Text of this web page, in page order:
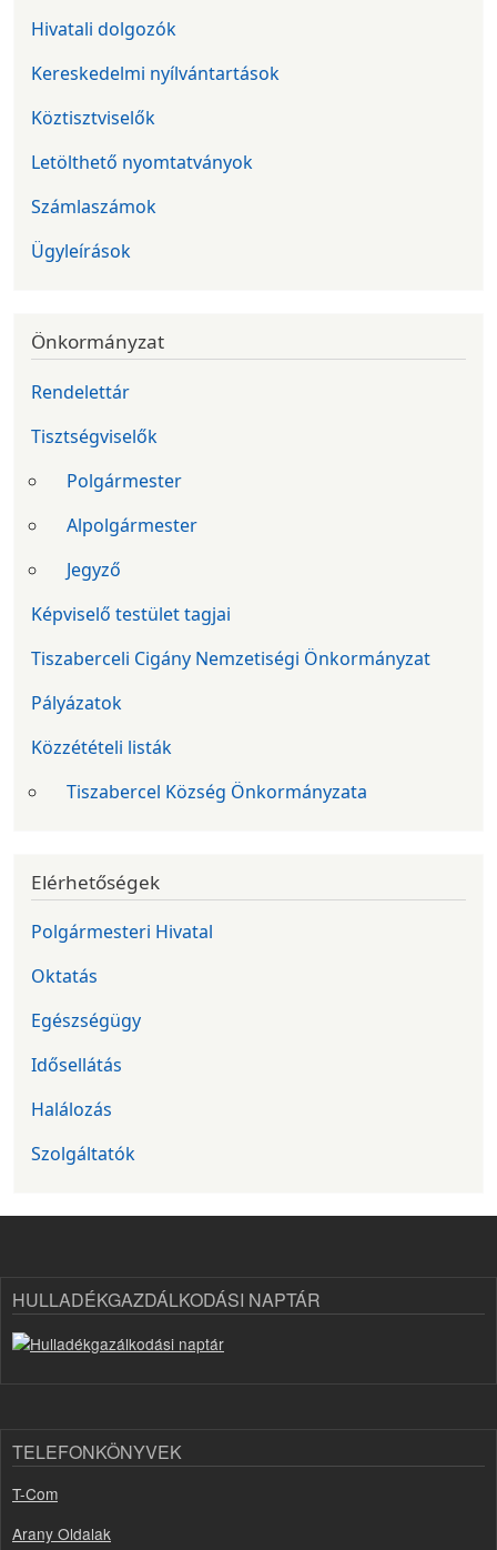
Hivatali dolgozók
Kereskedelmi nyílvántartások
Köztisztviselők
Letölthető nyomtatványok
Számlaszámok
Ügyleírások
Önkormányzat
Rendelettár
Tisztségviselők
Polgármester
Alpolgármester
Jegyző
Képviselő testület tagjai
Tiszaberceli Cigány Nemzetiségi Önkormányzat
Pályázatok
Közzétételi listák
Tiszabercel Község Önkormányzata
Elérhetőségek
Polgármesteri Hivatal
Oktatás
Egészségügy
Idősellátás
Halálozás
Szolgáltatók
HULLADÉKGAZDÁLKODÁSI NAPTÁR
TELEFONKÖNYVEK
T-Com
Arany Oldalak